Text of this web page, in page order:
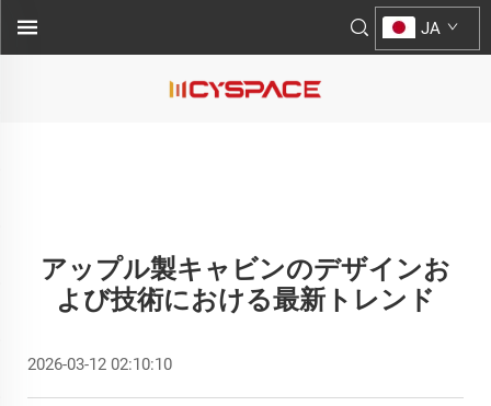
JA
アップル製キャビンのデザインお
よび技術における最新トレンド
2026-03-12 02:10:10